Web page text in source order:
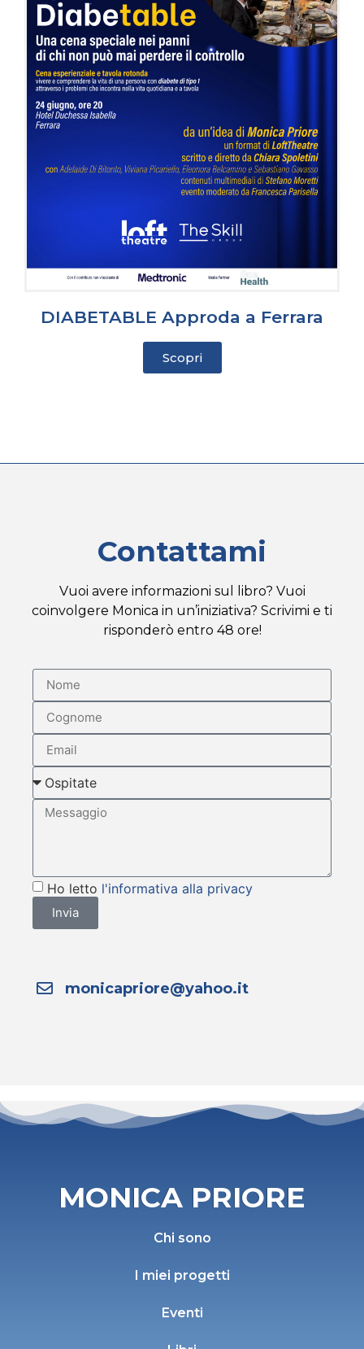
DIABETABLE Approda a Ferrara
Scopri
Contattami
Vuoi avere informazioni sul libro? Vuoi
coinvolgere Monica in un’iniziativa? Scrivimi e ti
risponderò entro 48 ore!
Ho letto l'informativa alla privacy
Invia
monicapriore@yahoo.it
MONICA PRIORE
Chi sono
I miei progetti
Eventi